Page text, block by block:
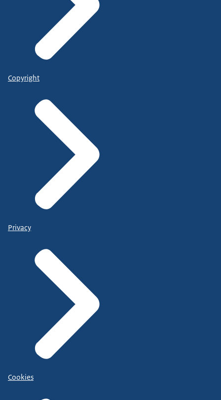
Copyright
Privacy
Cookies